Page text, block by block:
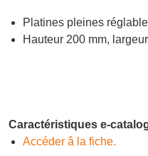
Platines pleines
Hauteur 200 mm,
Caractéristiques e-
Accéder â la fiche.